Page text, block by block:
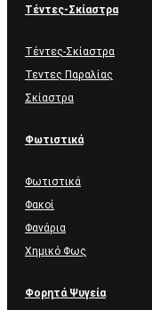
Τέντες-Σκίαστρα
Τέντες-Σκίαστρα
Τεντες Παραλίας
Σκίαστρα
Φωτιστικά
Φωτιστικά
Φακοί
Φανάρια
Χημικό Φως
Φορητά Ψυγεία